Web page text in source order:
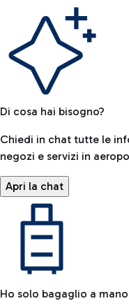
Di cosa hai bisogno?
Chiedi in chat tutte le
negozi e servizi in
Apri la chat
Ho solo bagaglio a mano